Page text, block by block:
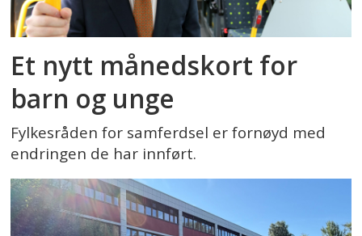
Et nytt månedskort for
barn og unge
Fylkesråden for samferdsel er fornøyd med
endringen de har innført.